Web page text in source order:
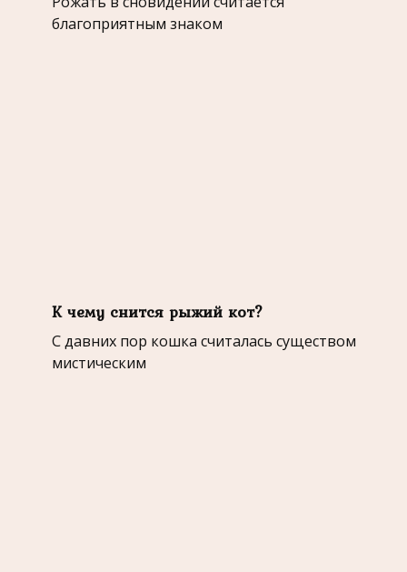
благоприятным знаком
К чему снится рыжий кот?
С давних пор кошка считалась существом
мистическим